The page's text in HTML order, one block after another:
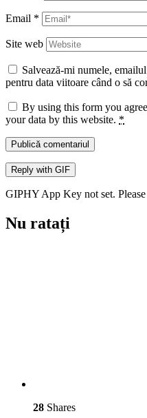
Email *
Site web
Salvează-mi numele,
pentru data viitoare când o să
By using this form you
your data by this website. *
Publică comentariul
Reply with GIF
GIPHY App Key not set.
Nu ratați
28 Shares